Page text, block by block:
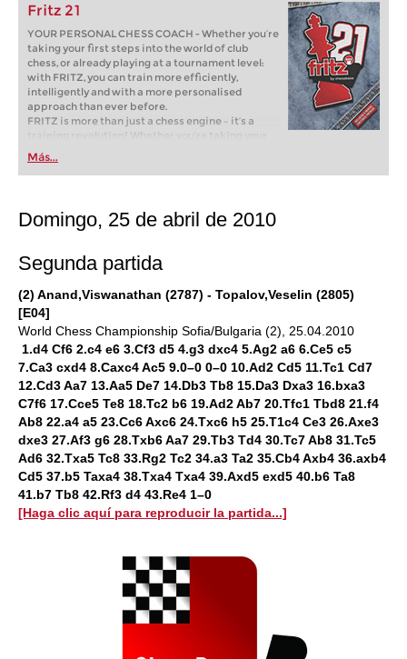
Fritz 21
YOUR PERSONAL CHESS COACH - Whether you’re
taking your first steps into the world of club
chess, or already playing at a tournament level:
with FRITZ, you can train more efficiently,
intelligently and with a more personalised
approach than ever before.
FRITZ is more than just a chess engine – it’s a
training revolution! Whether you’re taking your
first steps into the world of club chess, or already
playing at a tournament level: with FRITZ, you can
train more efficiently, intelligently and with a
Más...
Domingo, 25 de abril de 2010
Segunda partida
(2) Anand,Viswanathan (2787) - Topalov,Veselin (2805)
[E04]
World Chess Championship Sofia/Bulgaria (2), 25.04.2010
1.d4 Cf6 2.c4 e6 3.Cf3 d5 4.g3 dxc4 5.Ag2 a6 6.Ce5 c5
7.Ca3 cxd4 8.Caxc4 Ac5 9.0–0 0–0 10.Ad2 Cd5 11.Tc1 Cd7
12.Cd3 Aa7 13.Aa5 De7 14.Db3 Tb8 15.Da3 Dxa3 16.bxa3
C7f6 17.Cce5 Te8 18.Tc2 b6 19.Ad2 Ab7 20.Tfc1 Tbd8 21.f4
Ab8 22.a4 a5 23.Cc6 Axc6 24.Txc6 h5 25.T1c4 Ce3 26.Axe3
dxe3 27.Af3 g6 28.Txb6 Aa7 29.Tb3 Td4 30.Tc7 Ab8 31.Tc5
Ad6 32.Txa5 Tc8 33.Rg2 Tc2 34.a3 Ta2 35.Cb4 Axb4 36.axb4
Cd5 37.b5 Taxa4 38.Txa4 Txa4 39.Axd5 exd5 40.b6 Ta8
41.b7 Tb8 42.Rf3 d4 43.Re4 1–0
[Haga clic aquí para reproducir la partida...]